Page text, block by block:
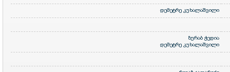
დემეტრე კუხალაშვილი
ზურაბ ჭედია
დემეტრე კუხალაშვილი